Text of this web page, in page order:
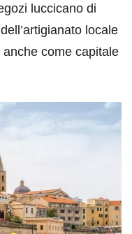
luccicano di
locale
come capitale